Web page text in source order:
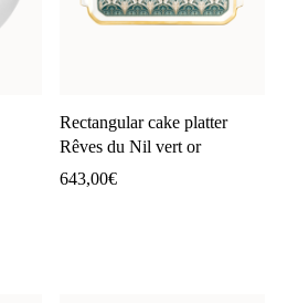
Rectangular cake platter
Rêves du Nil vert or
643,00€